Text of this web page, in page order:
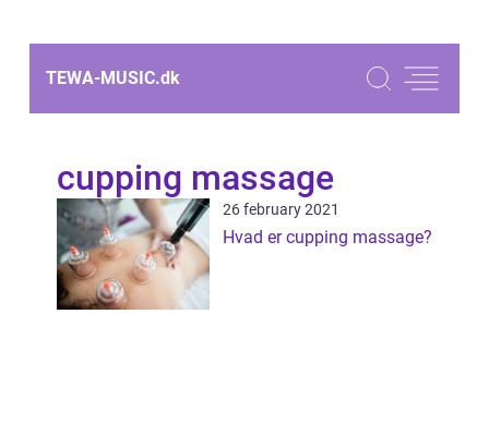
TEWA-MUSIC.dk
cupping massage
26 february 2021
Hvad er cupping massage?